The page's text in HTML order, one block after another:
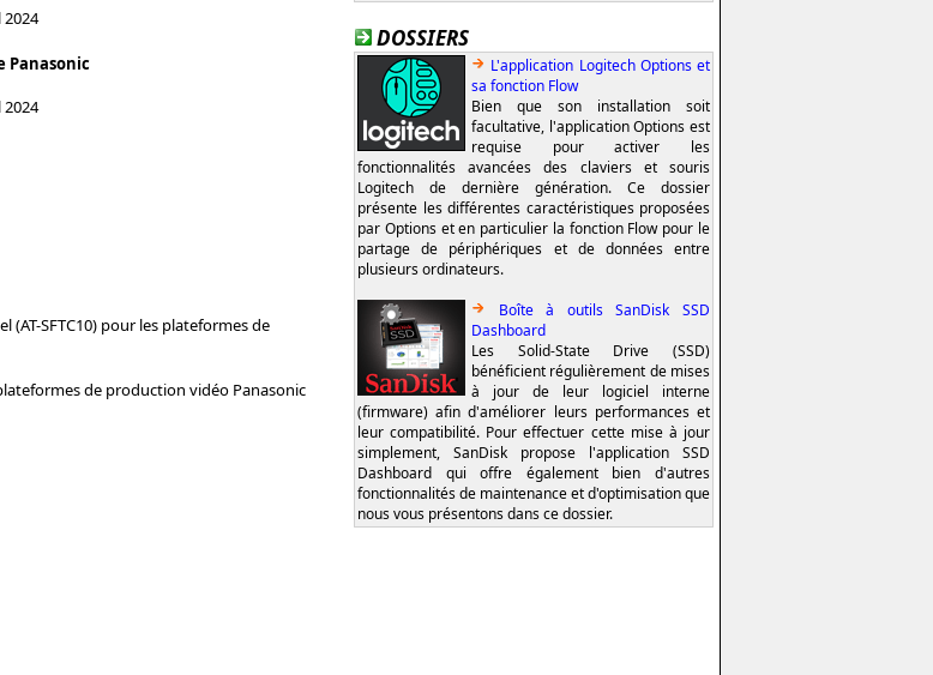
Panasonic
(AT-SFTC10) pour les plateformes de
de production vidéo Panasonic
DOSSIERS
L'application Logitech Options et
sa fonction Flow
Bien que son installation soit
facultative, l'application Options est
requise pour activer les
fonctionnalités avancées des claviers et souris
Logitech de dernière génération. Ce dossier
présente les différentes caractéristiques proposées
par Options et en particulier la fonction Flow pour le
partage de périphériques et de données entre
plusieurs ordinateurs.
Boîte à outils SanDisk SSD
Dashboard
Les Solid-State Drive (SSD)
bénéficient régulièrement de mises
à jour de leur logiciel interne
(firmware) afin d'améliorer leurs performances et
leur compatibilité. Pour effectuer cette mise à jour
simplement, SanDisk propose l'application SSD
Dashboard qui offre également bien d'autres
fonctionnalités de maintenance et d'optimisation que
nous vous présentons dans ce dossier.